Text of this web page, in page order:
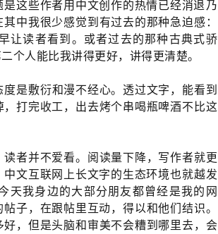
这些作者用中文创作的热情已经消退​乃
中我很少感觉到​有过去的那种急迫感：
让读者看到。或者过去的那种古典式骄
个人能​比我讲得更好，讲得更清楚。
是敷衍和漫不经心。透过文字，能看到
打完收工，出去​烤个串喝瓶啤酒不比这
者并不爱看。阅读量下降，写作者就更
文互联网上长文字的生态环境​也就越发
天我身边的大部分朋友都曾经是我的网
子，在跟帖里互动，​得以和他们结识。
，但是头脑和审美不会糟到哪里去，会